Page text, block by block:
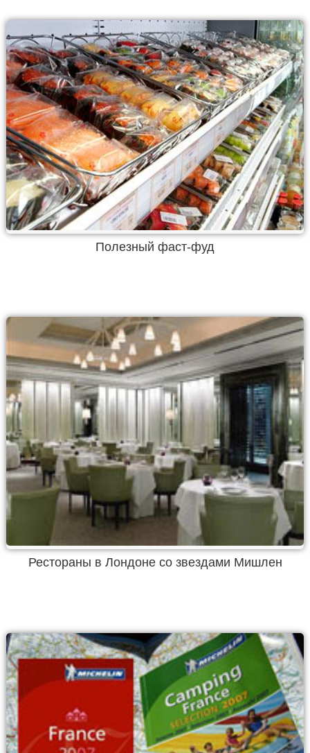
Полезный фаст-фуд
Рестораны в Лондоне со звездами Мишлен